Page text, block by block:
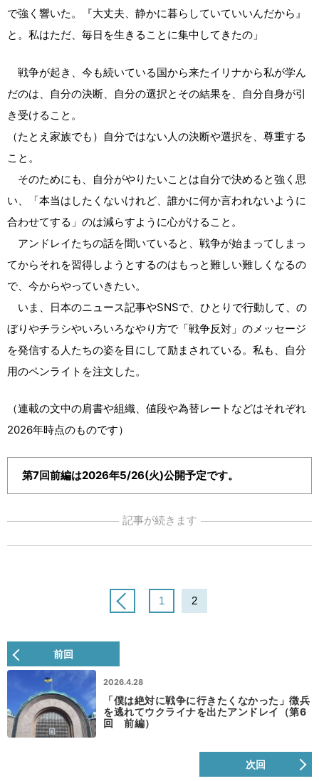
で強く響いた。『大丈夫、静かに暮らしていていいんだから』
と。私はただ、毎日を生きることに集中してきたの」
戦争が起き、今も続いている国から来たイリナから私が学ん
だのは、自分の決断、自分の選択とその結果を、自分自身が引
き受けること。
（たとえ家族でも）自分ではない人の決断や選択を、尊重する
こと。
そのためにも、自分がやりたいことは自分で決めると強く思
い、「本当はしたくないけれど、誰かに何か言われないように
合わせてする」のは減らすように心がけること。
アンドレイたちの話を聞いていると、戦争が始まってしまっ
てからそれを習得しようとするのはもっと難しい難しくなるの
で、今からやっていきたい。
いま、日本のニュース記事やSNSで、ひとりで行動して、の
ぼりやチラシやいろいろなやり方で「戦争反対」のメッセージ
を発信する人たちの姿を目にして励まされている。私も、自分
用のペンライトを注文した。
（連載の文中の肩書や組織、値段や為替レートなどはそれぞれ
2026年時点のものです）
第7回前編は2026年5/26(火)公開予定です。
記事が続きます
1 2
前回
2026.4.28
「僕は絶対に戦争に行きたくなかった」徴兵
を逃れてウクライナを出たアンドレイ（第6
回 前編）
次回